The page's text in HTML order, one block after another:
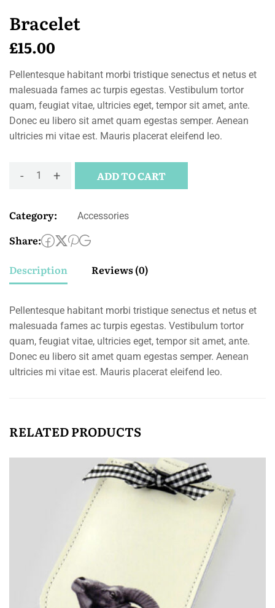
Bracelet
£15.00
Pellentesque habitant morbi tristique senectus et netus et
malesuada fames ac turpis egestas. Vestibulum tortor
quam, feugiat vitae, ultricies eget, tempor sit amet, ante.
Donec eu libero sit amet quam egestas semper. Aenean
ultricies mi vitae est. Mauris placerat eleifend leo.
- + ADD TO CART
Category: Accessories
Share:
Description
Reviews (0)
Pellentesque habitant morbi tristique senectus et netus et
malesuada fames ac turpis egestas. Vestibulum tortor
quam, feugiat vitae, ultricies eget, tempor sit amet, ante.
Donec eu libero sit amet quam egestas semper. Aenean
ultricies mi vitae est. Mauris placerat eleifend leo.
RELATED PRODUCTS